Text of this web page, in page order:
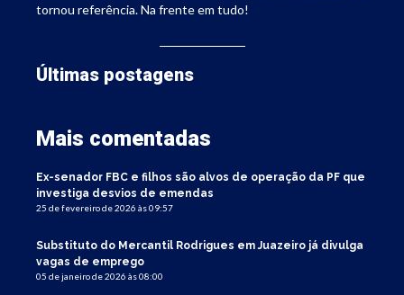
tornou referência. Na frente em tudo!
Últimas postagens
Mais comentadas
Ex-senador FBC e filhos são alvos de operação da PF que
investiga desvios de emendas
25 de fevereiro de 2026 às 09:57
Substituto do Mercantil Rodrigues em Juazeiro já divulga
vagas de emprego
05 de janeiro de 2026 às 08:00